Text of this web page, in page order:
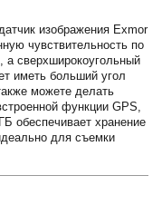
изображения Exmor
чувствительность по
сверхширокоугольный
иметь больший угол
можете делать
функции GPS,
обеспечивает хранение
для съемки